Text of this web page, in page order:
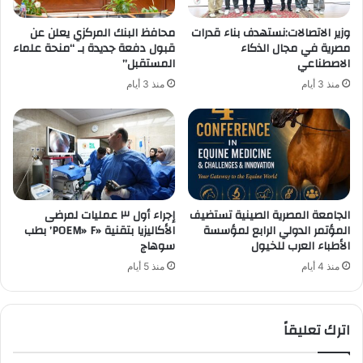
وزير الاتصالات:نستهدف بناء قدرات
مصرية في مجال الذكاء
الاصطناعي
منذ 3 أيام
محافظ البنك المركزي يعلن عن
قبول دفعة جديدة بـ “منحة علماء
المستقبل”
منذ 3 أيام
الجامعة المصرية الصينية تستضيف
المؤتمر الدولي الرابع لمؤسسة
الأطباء العرب للخيول
منذ 4 أيام
إجراء أول ٣ عمليات لمرضى
الأكاليزيا بتقنية «POEM» F’ بطب
سوهاج
منذ 5 أيام
اترك تعليقاً